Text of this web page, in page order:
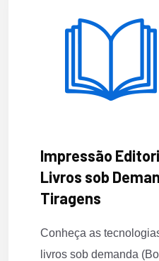
Impressão
Livros sob
Tiragens
Conheça as
livros sob demanda